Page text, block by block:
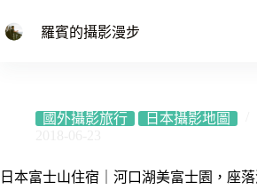
至
羅賓的攝影漫步
國外攝影旅行 日本攝影地圖
日本富士山住宿｜河口湖美富士園，座